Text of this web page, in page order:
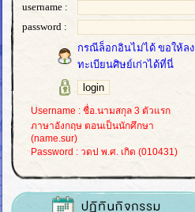
username :
password :
กรณีล็อกอินไม่ได้ ขอให้ลง
ทะเบียนศิษย์เก่าได้ที่นี่
Username : ชื่อ.นามสกุล 3 ตัวแรก
ภาษาอังกฤษ ตอนเป็นนักศึกษา
(name.sur)
Password : วดป พ.ศ. เกิด (010431)